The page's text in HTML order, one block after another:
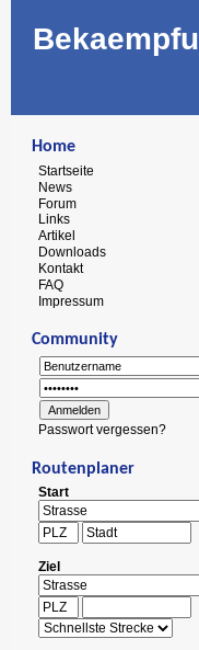
Home
Startseite
News
Forum
Links
Artikel
Downloads
Kontakt
FAQ
Impressum
Community
Passwort vergessen?
Routenplaner
Start
Ziel